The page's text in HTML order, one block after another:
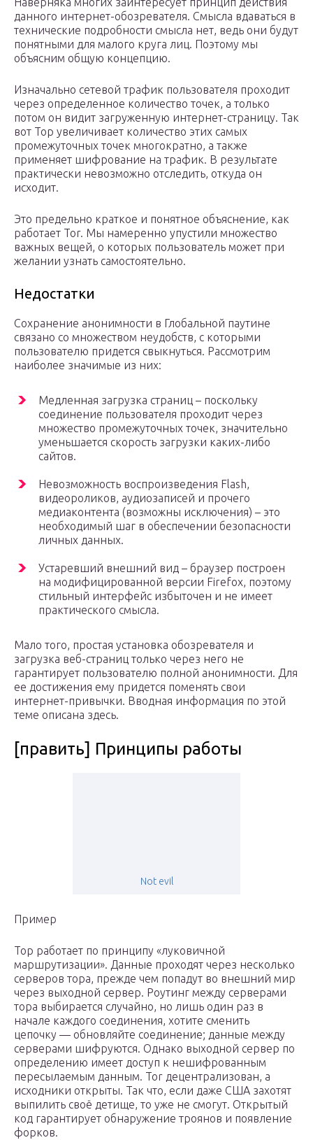
данного интернет-обозревателя. Смысла вдаваться в
технические подробности смысла нет, ведь они будут
понятными для малого круга лиц. Поэтому мы
объясним общую концепцию.
Изначально сетевой трафик пользователя проходит
через определенное количество точек, а только
потом он видит загруженную интернет-страницу. Так
вот Тор увеличивает количество этих самых
промежуточных точек многократно, а также
применяет шифрование на трафик. В результате
практически невозможно отследить, откуда он
исходит.
Это предельно краткое и понятное объяснение, как
работает Tor. Мы намеренно упустили множество
важных вещей, о которых пользователь может при
желании узнать самостоятельно.
Недостатки
Сохранение анонимности в Глобальной паутине
связано со множеством неудобств, с которыми
пользователю придется свыкнуться. Рассмотрим
наиболее значимые из них:
Медленная загрузка страниц – поскольку
соединение пользователя проходит через
множество промежуточных точек, значительно
уменьшается скорость загрузки каких-либо
сайтов.
Невозможность воспроизведения Flash,
видеороликов, аудиозаписей и прочего
медиаконтента (возможны исключения) – это
необходимый шаг в обеспечении безопасности
личных данных.
Устаревший внешний вид – браузер построен
на модифицированной версии Firefox, поэтому
стильный интерфейс избыточен и не имеет
практического смысла.
Мало того, простая установка обозревателя и
загрузка веб-страниц только через него не
гарантирует пользователю полной анонимности. Для
ее достижения ему придется поменять свои
интернет-привычки. Вводная информация по этой
теме описана здесь.
[править] Принципы работы
Not evil
Пример
Тор работает по принципу «луковичной
маршрутизации». Данные проходят через несколько
серверов тора, прежде чем попадут во внешний мир
через выходной сервер. Роутинг между серверами
тора выбирается случайно, но лишь один раз в
начале каждого соединения, хотите сменить
цепочку — обновляйте соединение; данные между
серверами шифруются. Однако выходной сервер по
определению имеет доступ к нешифрованным
пересылаемым данным. Tor децентрализован, а
исходники открыты. Так что, если даже США захотят
выпилить своё детище, то уже не смогут. Открытый
код гарантирует обнаружение троянов и появление
форков.